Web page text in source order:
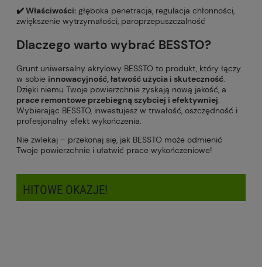
✔️ Właściwości: głęboka penetracja, regulacja chłonności,
zwiększenie wytrzymałości, paroprzepuszczalność
Dlaczego warto wybrać BESSTO?
Grunt uniwersalny akrylowy BESSTO to produkt, który łączy
w sobie innowacyjność, łatwość użycia i skuteczność.
Dzięki niemu Twoje powierzchnie zyskają nową jakość, a
prace remontowe przebiegną szybciej i efektywniej.
Wybierając BESSTO, inwestujesz w trwałość, oszczędność i
profesjonalny efekt wykończenia.
Nie zwlekaj – przekonaj się, jak BESSTO może odmienić
Twoje powierzchnie i ułatwić prace wykończeniowe!
HITOWE OKAZJE!